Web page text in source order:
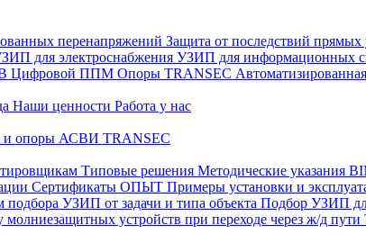
перенапряжений Защита от последствий прямых
для электроснабжения УЗИП для информационных
Цифровой ППМ Опоры TRANSEC
Наши ценности Работа у нас
и опоры АСВИ TRANSEC
Типовые решения Методические указания
Сертификаты ОПЫТ Примеры установки и
подбора УЗИП от задачи и типа объекта Подбор УЗИП
молниезащитных устройств при переходе через ж/д пути